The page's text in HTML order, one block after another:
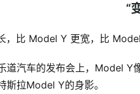
“
，比 Model Y 更宽，比
道汽车的发布会上，Model Y
斯拉Model Y的身影。